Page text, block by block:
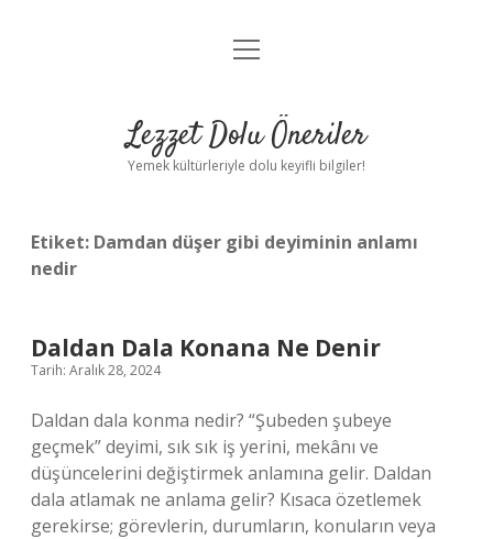
Anasayfa
Yasal Uyarı
menüyü
Lezzet Dolu Öneriler
Yemek kültürleriyle dolu keyifli bilgiler!
Etiket: Damdan düşer gibi deyiminin anlamı
nedir
Daldan Dala Konana Ne Denir
Tarih: Aralık 28, 2024
Daldan dala konma nedir? “Şubeden şubeye
geçmek” deyimi, sık sık iş yerini, mekânı ve
düşüncelerini değiştirmek anlamına gelir. Daldan
dala atlamak ne anlama gelir? Kısaca özetlemek
gerekirse; görevlerin, durumların, konuların veya